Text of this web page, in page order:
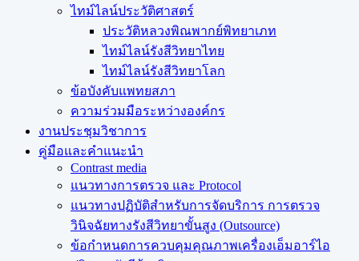
ไทม์ไลน์ประวัติศาสตร์
ประวัติหลวงพิณพากย์พิทยาเภท
ไทม์ไลน์รังสีวิทยาไทย
ไทม์ไลน์รังสีวิทยาโลก
ข้อบังคับแพทยสภา
ความร่วมมือระหว่างองค์กร
งานประชุมวิชาการ
คู่มือและคำแนะนำ
Contrast media
แนวทางการตรวจ และ Protocol
แนวทางปฏิบัติสำหรับการจัดบริการ การตรวจ
วินิจฉัยทางรังสีวิทยาขั้นสูง (Outsource)
ข้อกำหนดการควบคุมคุณภาพเครื่องเอ็มอาร์ไอ